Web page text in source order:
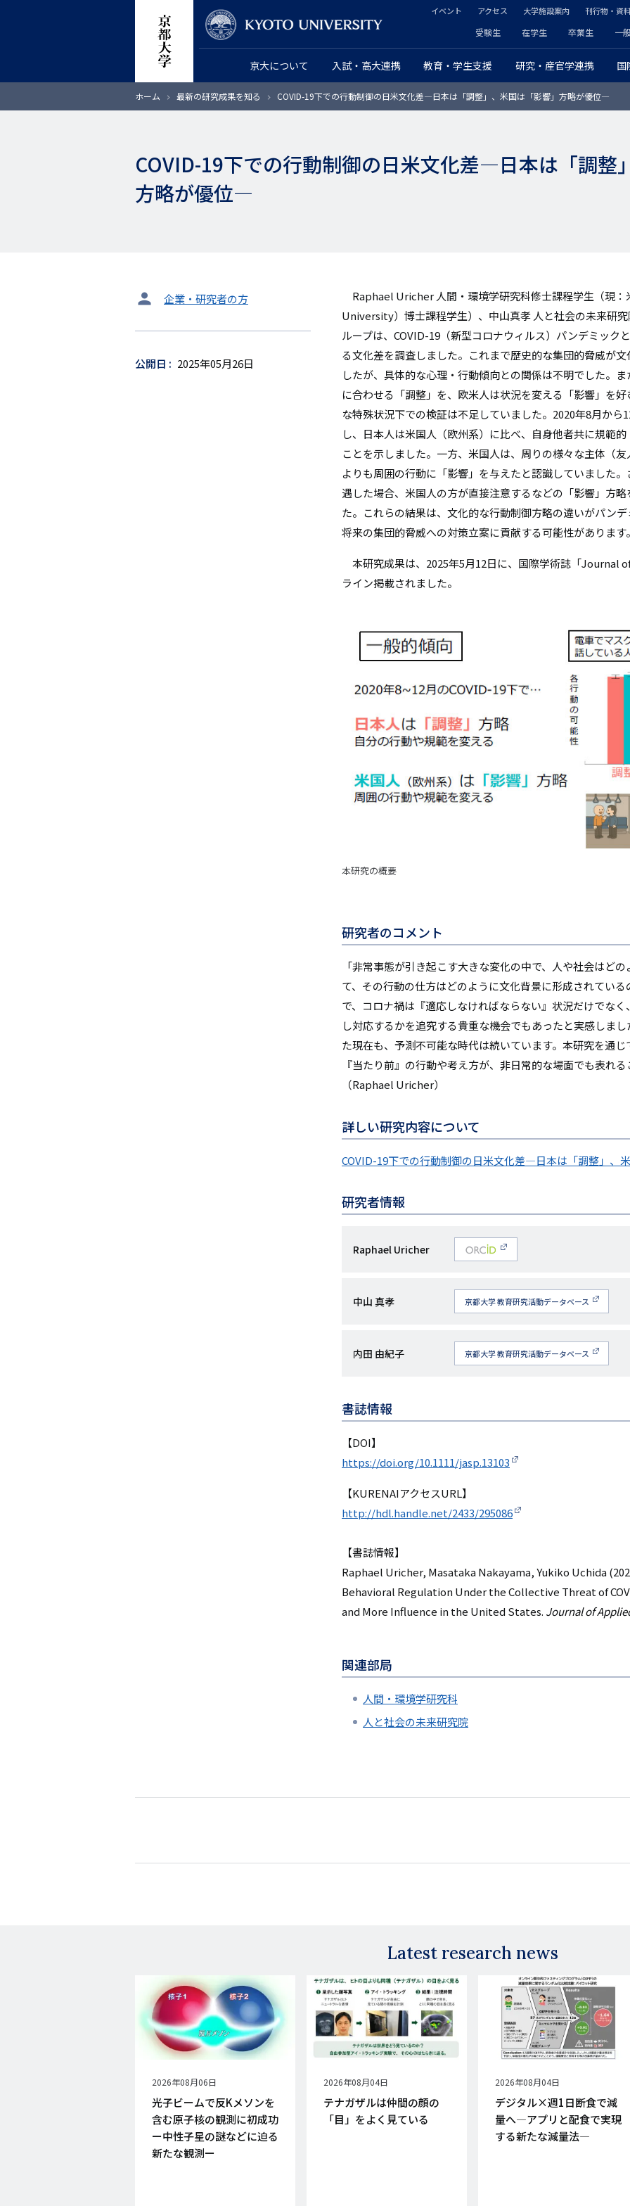
ン
京大について 入試・高大連携 教育・学生支援 研究・産官学連携 国
ヘ
ッ
ダ
プ
ー
リ
ン
ク
受験生 在学生 卒業生 一
ッ
ダ
ー
カ
ー
リ
ン
ク
イベント アクセス 大学施設案内 刊行物・資
ホーム 最新の研究成果を知る COVID-19下での行動制御の日米文化差―日本は「調整」、米国は「影響」方略が優位―
COVID-19下での行動制御の日米文化差―日本は「調整
方略が優位―
タ
ッ
企業・研究者の方
公開日 2025年05月26日
Raphael Uricher 人間・環境学研究科修士課程学生（現
University）博士課程学生）、中山真孝 人と社会の未来研
ループは、COVID-19（新型コロナウィルス）パンデミック
る文化差を調査しました。これまで歴史的な集団的脅威が
したが、具体的な心理・行動傾向との関係は不明でした。
に合わせる「調整」を、欧米人は状況を変える「影響」を
な特殊状況下での検証は不足していました。2020年8月か
し、日本人は米国人（欧州系）に比べ、自身他者共に規範
ことを示しました。一方、米国人は、周りの様々な主体（
よりも周囲の行動に「影響」を与えたと認識していました
遇した場合、米国人の方が直接注意するなどの「影響」方
た。これらの結果は、文化的な行動制御方略の違いがパンデ
将来の集団的脅威への対策立案に貢献する可能性があります。
本研究成果は、2025年5月12日に、国際学術誌「Journal
ライン掲載されました。
本研究の概要
研究者のコメント
「非常事態が引き起こす大きな変化の中で、人や社会はど
て、その行動の仕方はどのように文化背景に形成されてい
で、コロナ禍は『適応しなければならない』状況だけでな
し対応するかを追究する貴重な機会でもあったと実感しま
た現在も、予測不可能な時代は続いています。本研究を通
『当たり前』の行動や考え方が、非日常的な場面でも表れ
（Raphael Uricher）
詳しい研究内容について
COVID-19下での行動制御の日米文化差―日本は「調整」、
研究者情報
研
名
Raphael Uricher
研
名
中山 真孝 京都大学 教育研究活動データベース
研
名
内田 由紀子 京都大学 教育研究活動データベース
書誌情報
【DOI】
https://doi.org/10.1111/jasp.13103
【KURENAIアクセスURL】
http://hdl.handle.net/2433/295086
【書誌情報】
Raphael Uricher, Masataka Nakayama, Yukiko Uchida
Behavioral Regulation Under the Collective Threat of
and More Influence in the United States. Journal of
関連部局
人間・環境学研究科
人と社会の未来研究院
Latest research news
公
開
日
2026年08月06日
光子ビームで反Kメソンを
含む原子核の観測に初成功
ー中性子星の謎などに迫る
新たな観測ー
公
開
日
2026年08月04日
テナガザルは仲間の顔の
「目」をよく見ている
公
開
日
2026年08月04日
デジタル×週1日断食で減
量へ―アプリと配食で実現
する新たな減量法―